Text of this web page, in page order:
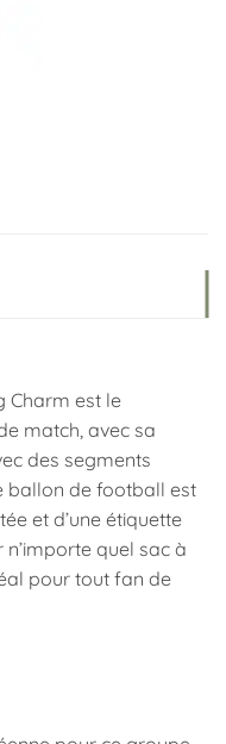
Charm est le
match, avec sa
des segments
ballon de football est
et d’une étiquette
quel sac à
pour tout fan de